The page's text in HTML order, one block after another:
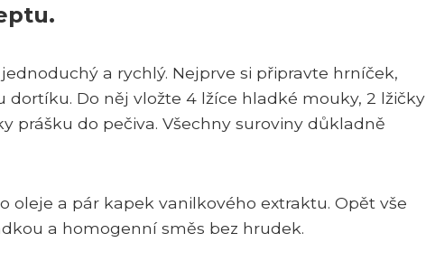
a rychlý. Nejprve si připravte hrníček,
Do něj vložte 4 lžíce hladké mouky, 2 lžičky
prášku do pečiva. Všechny suroviny důkladně
oleje a pár kapek vanilkového extraktu. Opět vše
a homogenní směs bez hrudek.